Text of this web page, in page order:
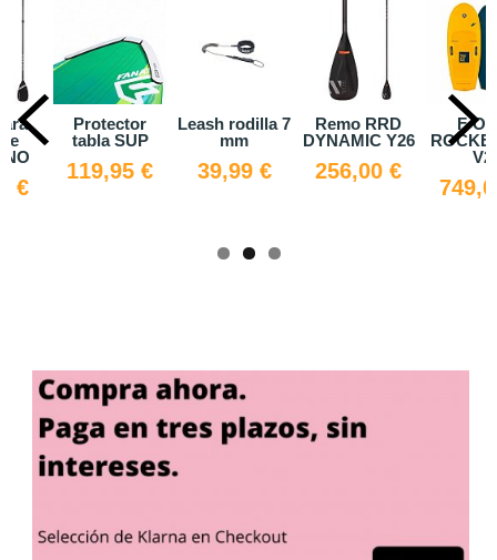
Leash rodilla 7
mm
39,99 €
Remo RRD
DYNAMIC Y26
256,00 €
F-ONE
ROCKET AIR
749,00 €
eléctrico
19,50